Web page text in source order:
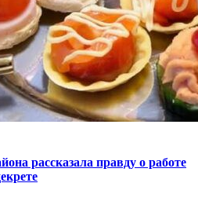
рассказала правду о работе